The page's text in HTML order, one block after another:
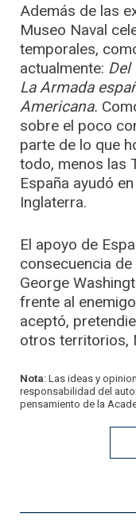
Además de las
Museo Naval
temporales,
actualmente: Del
La Armada
Americana.
sobre el poco
parte de lo que
todo, menos las
España ayudó
Inglaterra.
El apoyo de
consecuencia
George
frente al
aceptó,
otros territorios,
Nota: Las ideas y
responsabilidad del
pensamiento de la